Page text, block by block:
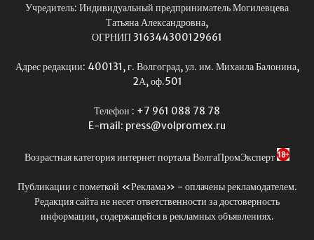
Учредитель: Индивидуальный предприниматель Могилевцева
Татьяна Александровна,
ОГРНИП 316344300129661
Адрес редакции: 400131, г. Волгоград, ул. им. Михаила Балонина,
2А, оф.501
Телефон : +7 961 088 78 78
E-mail: press@volpromex.ru
Возрастная категория интернет портала ВолгаПромЭксперт
Публикации с пометкой «Реклама» - оплачены рекламодателем.
Редакция сайта не несет ответственности за достоверность
информации, содержащейся в рекламных объявлениях.